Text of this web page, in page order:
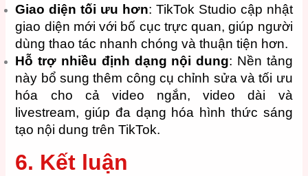
Giao diện tối ưu hơn: TikTok Studio cập nhật
giao diện mới với bố cục trực quan, giúp người
dùng thao tác nhanh chóng và thuận tiện hơn.
Hỗ trợ nhiều định dạng nội dung: Nền tảng
này bổ sung thêm công cụ chỉnh sửa và tối ưu
hóa cho cả video ngắn, video dài và
livestream, giúp đa dạng hóa hình thức sáng
tạo nội dung trên TikTok.
6. Kết luận